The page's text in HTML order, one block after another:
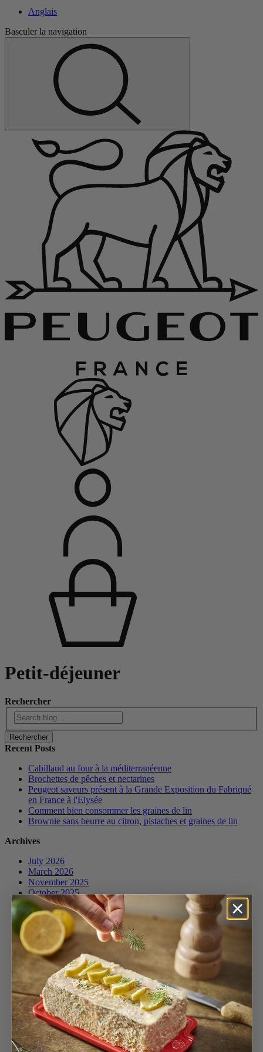
Anglais
Basculer la navigation
Petit-déjeuner
Rechercher
Rechercher
Recent Posts
Cabillaud au four à la méditerranéenne
Brochettes de pêches et nectarines
Peugeot saveurs présent à la Grande Exposition du Fabriqué
en France à l'Elysée
Comment bien consommer les graines de lin
Brownie sans beurre au citron, pistaches et graines de lin
Archives
July 2026
March 2026
November 2025
October 2025
April 2025
March 2025
January 2025
December 2024
November 2024
October 2024
June 2024
April 2024
March 2024
February 2024
December 2023
November 2023
October 2023
July 2023